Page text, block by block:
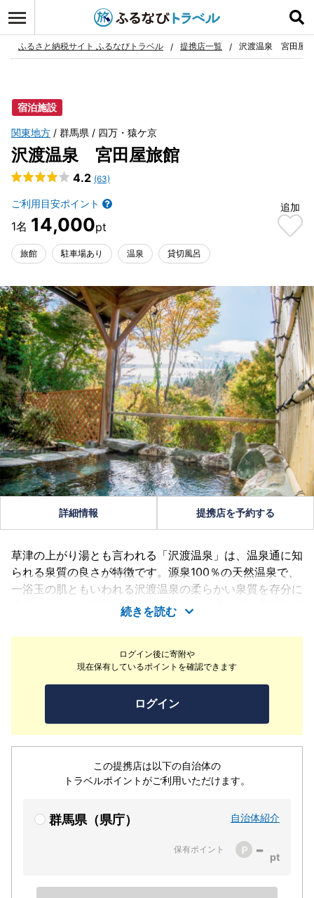
お気に入り
ふるさと納税サイト ふるなびトラベル 提携店一覧 沢渡温泉 宮田屋
宿泊施設
関東地方 群馬県 四万・猿ケ京
沢渡温泉 宮田屋旅館
4.2 (63)
ご利用目安ポイント
14,000
追加
旅館 駐車場あり 温泉 貸切風呂
ログイン後に寄附や
現在保有しているポイントを確認できます
ログイン
この提携店は以下の自治体の
トラベルポイントがご利用いただけます。
群馬県（県庁） 自治体紹介
保有ポイント -
詳細情報 提携店を予約する
草津の上がり湯とも言われる「沢渡温泉」は、温泉通に知
られる泉質の良さが特徴です。源泉100％の天然温泉で、
一浴玉の肌ともいわれる沢渡温泉の柔らかい泉質を存分に
堪能いただける温泉旅館です。他にも、貸し切り露天風呂
や家族風呂など様々なお風呂を堪能することができます。
お食事は地元産の旬の素材を中心に、手づくりの料理を御
提供しています。素朴な里山料理は手間ひまかけて、温か
いものは温かく、冷たい物は冷たく、あたりまえの事をあ
たりまえに。お客様のご希望により1泊2食付きだけでは
なく、夕食や朝食のみ、または素泊まりも選べます。
続きを読む